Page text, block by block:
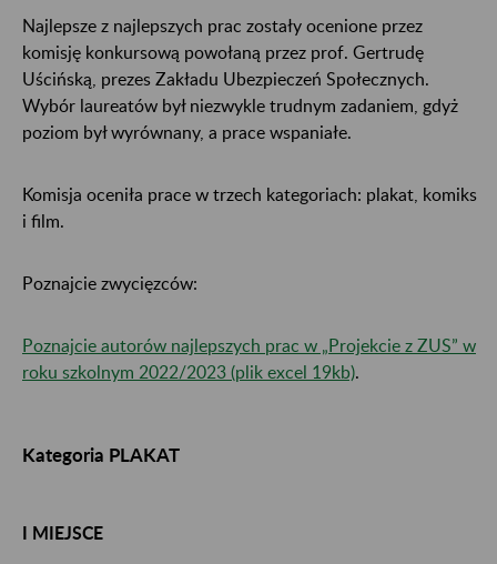
Najlepsze z najlepszych prac zostały ocenione przez
komisję konkursową powołaną przez prof. Gertrudę
Uścińską, prezes Zakładu Ubezpieczeń Społecznych.
Wybór laureatów był niezwykle trudnym zadaniem, gdyż
poziom był wyrównany, a prace wspaniałe.
Komisja oceniła prace w trzech kategoriach: plakat, komiks
i film.
Poznajcie zwycięzców:
Poznajcie autorów najlepszych prac w „Projekcie z ZUS” w
roku szkolnym 2022/2023 (plik excel 19kb).
Kategoria PLAKAT
I MIEJSCE